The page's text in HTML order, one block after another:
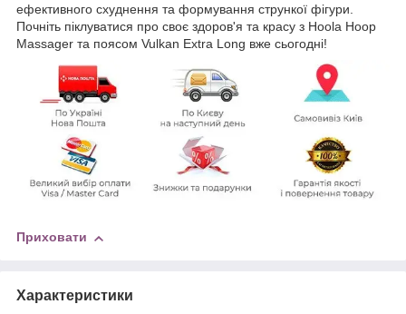
ефективного схуднення та формування стрункої фігури.
Почніть піклуватися про своє здоров'я та красу з Hoola Hoop
Massager та поясом Vulkan Extra Long вже сьогодні!
Приховати
Характеристики